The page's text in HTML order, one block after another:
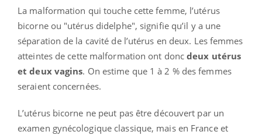
La malformation qui touche cette femme, l’utérus
bicorne ou "utérus didelphe", signifie qu’il y a une
séparation de la cavité de l’utérus en deux. Les femmes
atteintes de cette malformation ont doncdeux utérus
et deux vagins. On estime que 1 à 2 % des femmes
seraient concernées.
L’utérus bicorne ne peut pas être découvert par un
examen gynécologique classique, mais en France et